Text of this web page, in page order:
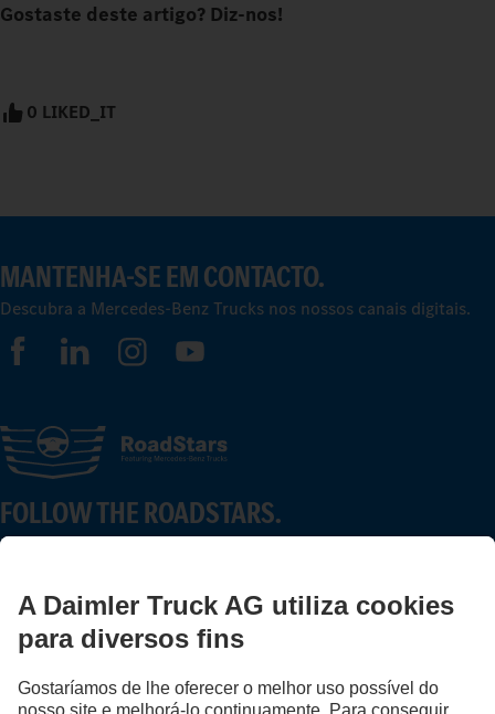
Gostaste deste artigo? Diz-nos!
0 LIKED_IT
MANTENHA-SE EM CONTACTO.
Descubra a Mercedes-Benz Trucks nos nossos canais digitais.
FOLLOW THE ROADSTARS.
Partilhe agora experiências com outros camionistas.
Avançar agora